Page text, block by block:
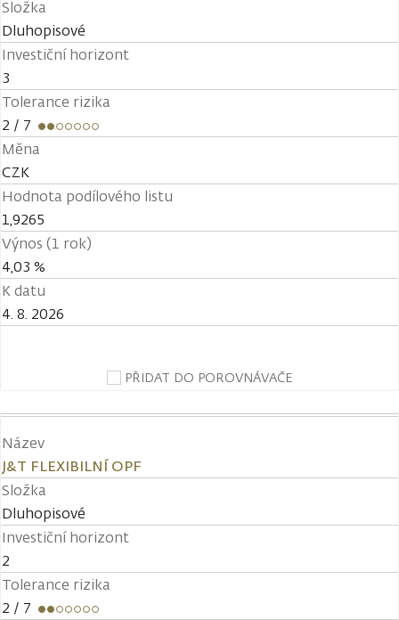
Složka
Dluhopisové
Investiční horizont
3
Tolerance rizika
2 / 7
Měna
CZK
Hodnota podílového listu
1,9265
Výnos (1 rok)
4,03 %
K datu
4. 8. 2026
PŘIDAT DO POROVNÁVAČE
Název
J&T FLEXIBILNÍ OPF
Složka
Dluhopisové
Investiční horizont
2
Tolerance rizika
2 / 7